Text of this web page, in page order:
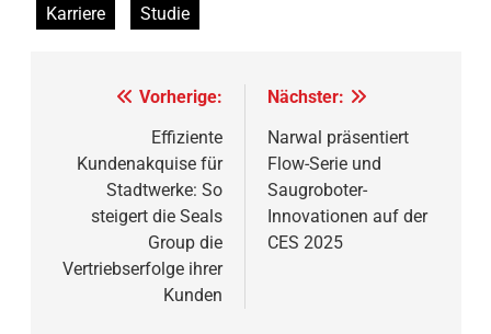
Karriere
Studie
Beitragsnavigation
Vorherige:
Effiziente
Kundenakquise für
Stadtwerke: So
steigert die Seals
Group die
Vertriebserfolge ihrer
Kunden
Nächster:
Narwal präsentiert
Flow-Serie und
Saugroboter-
Innovationen auf der
CES 2025